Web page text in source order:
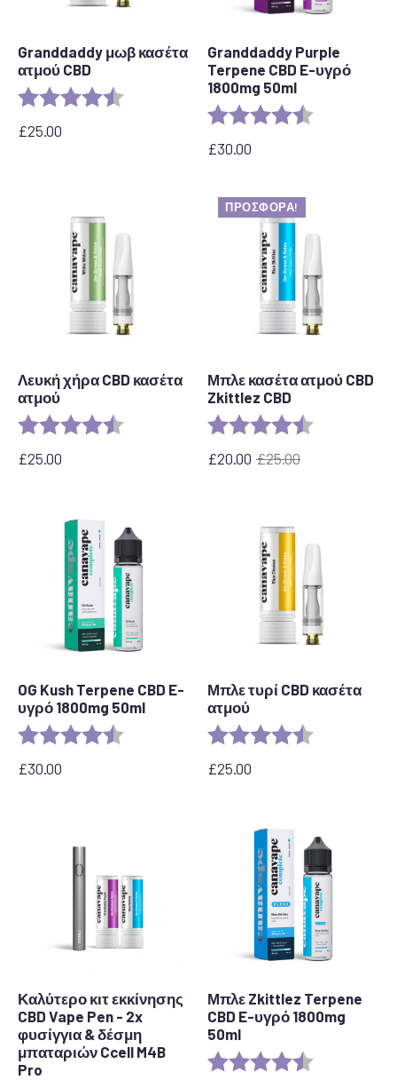
Granddaddy μωβ κασέτα
ατμού CBD
Αξιολόγηση: 4,5 από 5 αστέρια
£25.00
Granddaddy Purple
Terpene CBD E-υγρό
1800mg 50ml
Αξιολόγηση:
£30.00
Λευκή χήρα CBD κασέτα
ατμού
Αξιολόγηση: 4,6 από 5 αστέρια
£25.00
ΠΡΟΣΦΟΡΆ!
Μπλε κασέτα ατμού CBD
Zkittlez CBD
Αξιολόγηση:
£25.00
Η
£20.00
Η
OG Kush Terpene CBD E-
υγρό 1800mg 50ml
Αξιολόγηση: 4,6 από 5 αστέρια
£30.00
Μπλε τυρί CBD κασέτα
ατμού
Αξιολόγηση:
£25.00
Καλύτερο κιτ εκκίνησης
CBD Vape Pen - 2x
φυσίγγια & δέσμη
μπαταριών Ccell M4B
Pro
Μπλε Zkittlez Terpene
CBD E-υγρό 1800mg
50ml
Αξιολόγηση: